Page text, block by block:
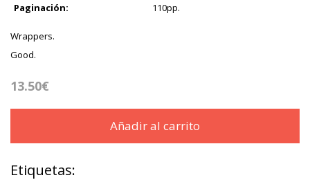
Paginación:
110pp.
Wrappers.
Good.
13.50€
Añadir al carrito
Etiquetas: